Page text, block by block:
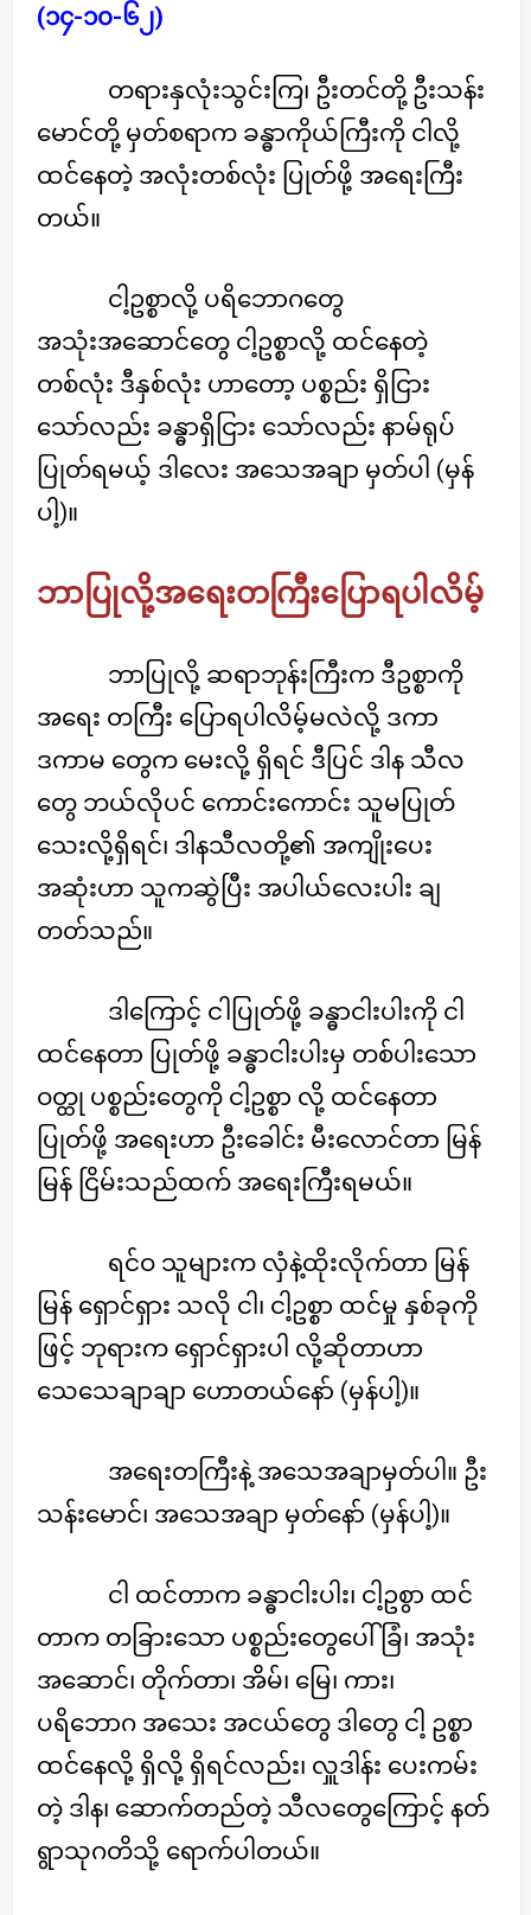
(၁၄-၁၀-၆၂)
တရားနှလုံးသွင်းကြ၊ ဦးတင်တို့ ဦးသန်း
မောင်တို့ မှတ်စရာက ခန္ဓာကိုယ်ကြီးကို ငါလို့
ထင်နေတဲ့ အလုံးတစ်လုံး ပြုတ်ဖို့ အရေးကြီး
တယ်။
ငါ့ဥစ္စာလို့ ပရိဘောဂတွေ
အသုံးအဆောင်တွေ ငါ့ဥစ္စာလို့ ထင်နေတဲ့
တစ်လုံး ဒီနှစ်လုံး ဟာတော့ ပစ္စည်း ရှိငြား
သော်လည်း ခန္ဓာရှိငြား သော်လည်း နာမ်ရုပ်
ပြုတ်ရမယ့် ဒါလေး အသေအချာ မှတ်ပါ (မှန်
ပါ့)။
ဘာပြုလို့အရေးတကြီးပြောရပါလိမ့်
ဘာပြုလို့ ဆရာဘုန်းကြီးက ဒီဥစ္စာကို
အရေး တကြီး ပြောရပါလိမ့်မလဲလို့ ဒကာ
ဒကာမ တွေက မေးလို့ ရှိရင် ဒီပြင် ဒါန သီလ
တွေ ဘယ်လိုပင် ကောင်းကောင်း သူမပြုတ်
သေးလို့ရှိရင်၊ ဒါနသီလတို့၏ အကျိုးပေး
အဆုံးဟာ သူကဆွဲပြီး အပါယ်လေးပါး ချ
တတ်သည်။
ဒါကြောင့် ငါပြုတ်ဖို့ ခန္ဓာငါးပါးကို ငါ
ထင်နေတာ ပြုတ်ဖို့ ခန္ဓာငါးပါးမှ တစ်ပါးသော
ဝတ္ထု ပစ္စည်းတွေကို ငါ့ဥစ္စာ လို့ ထင်နေတာ
ပြုတ်ဖို့ အရေးဟာ ဦးခေါင်း မီးလောင်တာ မြန်
မြန် ငြိမ်းသည်ထက် အရေးကြီးရမယ်။
ရင်ဝ သူများက လှံနဲ့ထိုးလိုက်တာ မြန်
မြန် ရှောင်ရှား သလို ငါ၊ ငါ့ဥစ္စာ ထင်မှု နှစ်ခုကို
ဖြင့် ဘုရားက ရှောင်ရှားပါ လို့ဆိုတာဟာ
သေသေချာချာ ဟောတယ်နော် (မှန်ပါ့)။
အရေးတကြီးနဲ့ အသေအချာမှတ်ပါ။ ဦး
သန်းမောင်၊ အသေအချာ မှတ်နော် (မှန်ပါ့)။
ငါ ထင်တာက ခန္ဓာငါးပါး၊ ငါ့ဥစွာ ထင်
တာက တခြားသော ပစ္စည်းတွေပေါ် ခြံ၊ အသုံး
အဆောင်၊ တိုက်တာ၊ အိမ်၊ မြေ၊ ကား၊
ပရိဘောဂ အသေး အငယ်တွေ ဒါတွေ ငါ့ ဥစ္စာ
ထင်နေလို့ ရှိလို့ ရှိရင်လည်း၊ လှူဒါန်း ပေးကမ်း
တဲ့ ဒါန၊ ဆောက်တည်တဲ့ သီလတွေကြောင့် နတ်
ရွာသုဂတိသို့ ရောက်ပါတယ်။